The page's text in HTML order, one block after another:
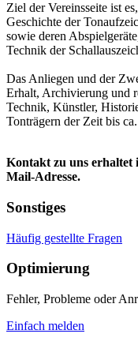
Ziel der Vereinsseite ist
Geschichte der
sowie deren
Technik der
Das Anliegen und der
Erhalt, Archivierung und
Technik, Künstler,
Tonträgern der Zeit bis
Kontakt zu uns erhaltet
Mail-Adresse.
Sonstiges
Häufig gestellte Fragen
Optimierung
Fehler, Probleme oder
Einfach melden